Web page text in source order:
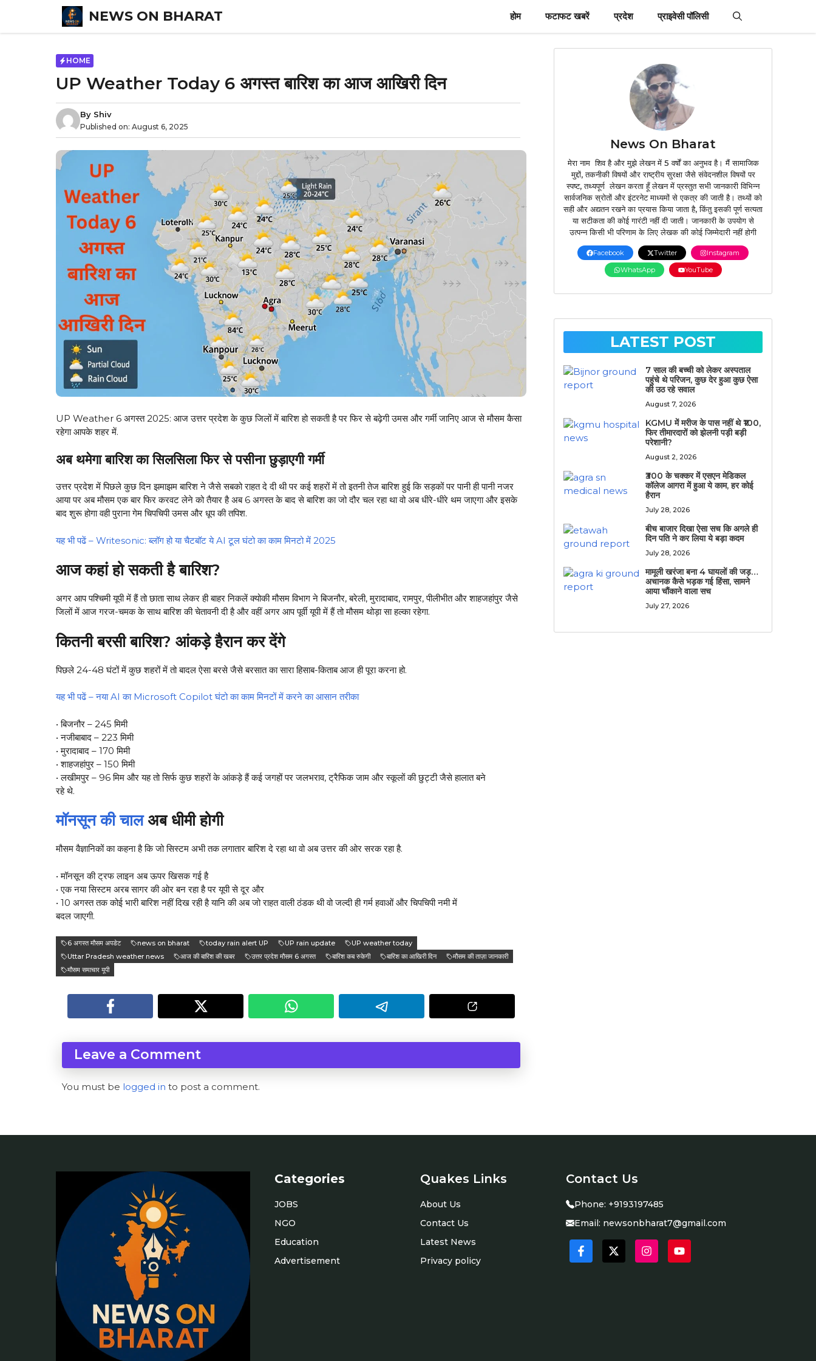
content
NEWS ON BHARAT होम फटाफट खबरें प्रदेश प्राइवेसी पॉलिसी
HOME
UP Weather Today 6 अगस्त बारिश का आज आखिरी दिन
By Shiv
Published on: August 6, 2025
UP Weather 6 अगस्त 2025: आज उत्तर प्रदेश के कुछ जिलों में बारिश हो सकती है पर फिर से बढ़ेगी उमस और गर्मी जानिए आज से मौसम कैसा
रहेगा आपके शहर में.
अब थमेगा बारिश का सिलसिला फिर से पसीना छुड़ाएगी गर्मी
उत्तर प्रदेश में पिछले कुछ दिन झमाझम बारिश ने जैसे सबको राहत दे दी थी पर कई शहरों में तो इतनी तेज बारिश हुई कि सड़कों पर पानी ही पानी नजर
आया पर अब मौसम एक बार फिर करवट लेने को तैयार है अब 6 अगस्त के बाद से बारिश का जो दौर चल रहा था वो अब धीरे-धीरे थम जाएगा और इसके
बाद शुरू होगा वही पुराना गेम चिपचिपी उमस और धूप की तपिश.
यह भी पढें – Writesonic: ब्लॉग हो या चैटबॉट ये AI टूल घंटो का काम मिनटो में 2025
आज कहां हो सकती है बारिश?
अगर आप पश्चिमी यूपी में हैं तो छाता साथ लेकर ही बाहर निकलें क्योकी मौसम विभाग ने बिजनौर, बरेली, मुरादाबाद, रामपुर, पीलीभीत और शाहजहांपुर जैसे
जिलों में आज गरज-चमक के साथ बारिश की चेतावनी दी है और वहीं अगर आप पूर्वी यूपी में हैं तो मौसम थोड़ा सा हल्का रहेगा.
कितनी बरसी बारिश? आंकड़े हैरान कर देंगे
पिछले 24-48 घंटों में कुछ शहरों में तो बादल ऐसा बरसे जैसे बरसात का सारा हिसाब-किताब आज ही पूरा करना हो.
यह भी पढें – नया AI का Microsoft Copilot घंटो का काम मिनटों में करने का आसान तरीका
• बिजनौर – 245 मिमी
• नजीबाबाद – 223 मिमी
• मुरादाबाद – 170 मिमी
• शाहजहांपुर – 150 मिमी
• लखीमपुर – 96 मिम और यह तो सिर्फ कुछ शहरों के आंकड़े हैं कई जगहों पर जलभराव, ट्रैफिक जाम और स्कूलों की छुट्टी जैसे हालात बने
रहे थे.
मॉनसून की चालअब धीमी होगी
मौसम वैज्ञानिकों का कहना है कि जो सिस्टम अभी तक लगातार बारिश दे रहा था वो अब उत्तर की ओर सरक रहा है.
• मॉनसून की ट्रफ लाइन अब ऊपर खिसक गई है
• एक नया सिस्टम अरब सागर की ओर बन रहा है पर यूपी से दूर और
• 10 अगस्त तक कोई भारी बारिश नहीं दिख रही है यानि की अब जो राहत वाली ठंडक थी वो जल्दी ही गर्म हवाओं और चिपचिपी नमी में
बदल जाएगी.
6 अगस्त मौसम अपडेट news on bharat today rain alert UP UP rain update
UP weather today
Uttar Pradesh weather news
आज की बारिश की खबर उत्तर प्रदेश मौसम 6 अगस्त बारिश कब रुकेगी बारिश का आखिरी दिन
मौसम की ताज़ा जानकारी
मौसम समाचार यूपी
Leave a Comment
You must be logged in to post a comment.
News On Bharat
मेरा नाम शिव है और मुझे लेखन में 5 वर्षों का अनुभव है। मैं सामाजिक
मुद्दों, तकनीकी विषयों और राष्ट्रीय सुरक्षा जैसे संवेदनशील विषयों पर
स्पष्ट, तथ्यपूर्ण लेखन करता हूँ लेखन में प्रस्तुत सभी जानकारी विभिन्न
सार्वजनिक स्रोतों और इंटरनेट माध्यमों से एकत्र की जाती है। तथ्यों को
सही और अद्यतन रखने का प्रयास किया जाता है, किंतु इसकी पूर्ण सत्यता
या सटीकता की कोई गारंटी नहीं दी जाती। जानकारी के उपयोग से
उत्पन्न किसी भी परिणाम के लिए लेखक की कोई जिम्मेदारी नहीं होगी
Facebook Twitter
Instagram
WhatsApp
YouTube
LATEST POST
7 साल की बच्ची को लेकर अस्पताल
पहुंचे थे परिजन, कुछ देर हुआ कुछ ऐसा
की उठ रहे सवाल
August 7, 2026
KGMU में मरीज के पास नहीं थे ₹100,
फिर तीमारदारों को झेलनी पड़ी बड़ी
परेशानी?
August 2, 2026
₹300 के चक्कर में एसएन मेडिकल
कॉलेज आगरा में हुआ ये काम, हर कोई
हैरान
July 28, 2026
बीच बाजार दिखा ऐसा सच कि अगले ही
दिन पति ने कर लिया ये बड़ा कदम
July 28, 2026
मामूली खरंजा बना 4 घायलों की जड़…
अचानक कैसे भड़क गई हिंसा, सामने
आया चौंकाने वाला सच
July 27, 2026
Categories
JOBS
NGO
Education
Advertisement
Quakes Links
About Us
Contact Us
Latest News
Privacy policy
Contact Us
Phone: +9193197485
Email: newsonbharat7@gmail.com